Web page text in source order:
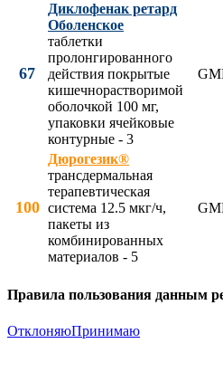
67
Диклофенак ретард
Оболенское
таблетки
пролонгированного
действия покрытые
кишечнорастворимой
оболочкой 100 мг,
упаковки ячейковые
контурные - 3
100
Дюрогезик®
трансдермальная
терапевтическая
система 12.5 мкг/ч,
пакеты из
комбинированных
материалов - 5
Правила пользования данным
ОтклоняюПринимаю